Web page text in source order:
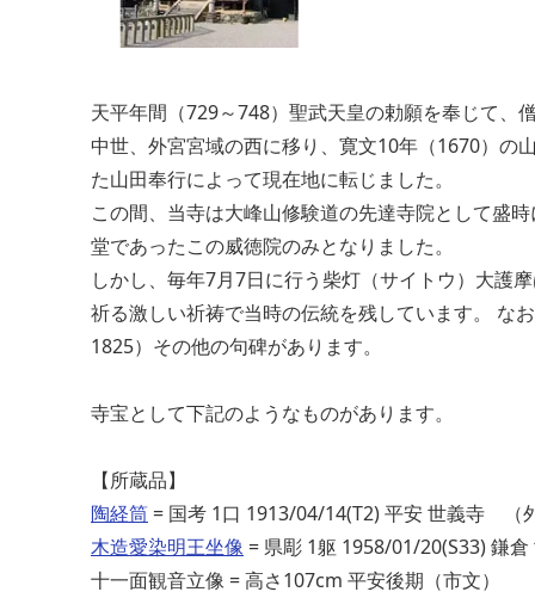
天平年間（729～748）聖武天皇の勅願を奉じて、
中世、外宮宮域の西に移り、寛文10年（1670）の
た山田奉行によって現在地に転じました。
この間、当寺は大峰山修験道の先達寺院として盛
堂であったこの威徳院のみとなりました。
しかし、毎年7月7日に行う柴灯（サイトウ）大護
祈る激しい祈祷で当時の伝統を残しています。 な
1825）その他の句碑があります。
寺宝として下記のようなものがあります。
【所蔵品】
陶経筒 = 国考 1口 1913/04/14(T2) 平安 世義寺 （
木造愛染明王坐像 = 県彫 1躯 1958/01/20(S33) 鎌
十一面観音立像 = 高さ107cm 平安後期（市文）